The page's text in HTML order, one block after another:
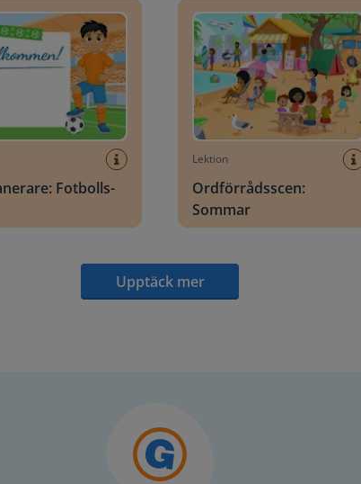
Fotbolls-
Lektion
Ordförrådsscen:
Sommar
Upptäck mer